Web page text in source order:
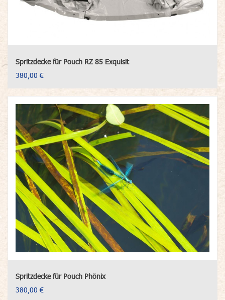
Spritzdecke für Pouch RZ 85 Exquisit
380,00 €
Spritzdecke für Pouch Phönix
380,00 €